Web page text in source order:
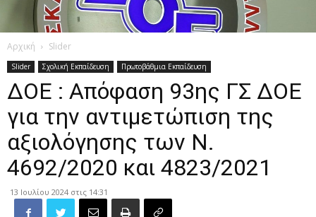
Αρχική Slider
Slider Σχολική Εκπαίδευση Πρωτοβάθμια Εκπαίδευση
ΔΟΕ : Απόφαση 93ης ΓΣ ΔΟΕ
για την αντιμετώπιση της
αξιολόγησης των Ν.
4692/2020 και 4823/2021
13 Ιουλίου 2024 στις 14:31